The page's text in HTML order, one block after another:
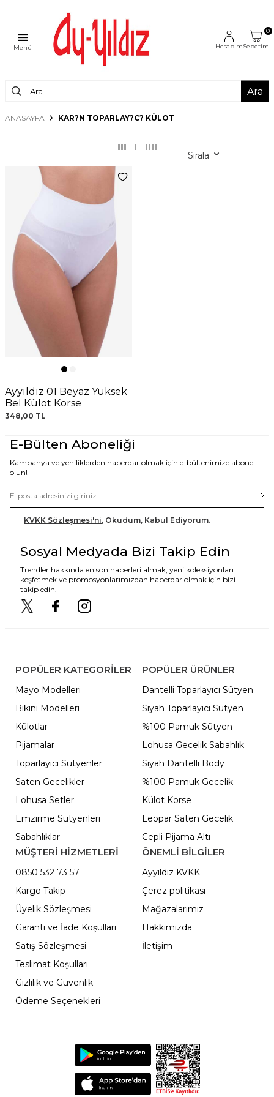
Menü Hesabım
0
Sepetim
Ara
ANASAYFA KAR?N TOPARLAY?C? KÜLOT
Sırala
Ayyıldız 01 Beyaz Yüksek
Bel Külot Korse
348,00 TL
E-Bülten Aboneliği
Kampanya ve yeniliklerden haberdar olmak için e-bültenimize abone
olun!
KVKK Sözleşmesi'ni, Okudum, Kabul Ediyorum.
Sosyal Medyada Bizi Takip Edin
Trendler hakkında en son haberleri almak, yeni koleksiyonları
keşfetmek ve promosyonlarımızdan haberdar olmak için bizi
takip edin.
POPÜLER KATEGORILER
Mayo Modelleri
Bikini Modelleri
Külotlar
Pijamalar
Toparlayıcı Sütyenler
Saten Gecelikler
Lohusa Setler
Emzirme Sütyenleri
Sabahlıklar
POPÜLER ÜRÜNLER
Dantelli Toparlayıcı Sütyen
Siyah Toparlayıcı Sütyen
%100 Pamuk Sütyen
Lohusa Gecelik Sabahlık
Siyah Dantelli Body
%100 Pamuk Gecelik
Külot Korse
Leopar Saten Gecelik
Cepli Pijama Altı
MÜŞTERİ HİZMETLERİ
0850 532 73 57
Kargo Takip
Üyelik Sözleşmesi
Garanti ve İade Koşulları
Satış Sözleşmesi
Teslimat Koşulları
Gizlilik ve Güvenlik
Ödeme Seçenekleri
ÖNEMLI BILGILER
Ayyıldız KVKK
Çerez politikası
Mağazalarımız
Hakkımızda
İletişim